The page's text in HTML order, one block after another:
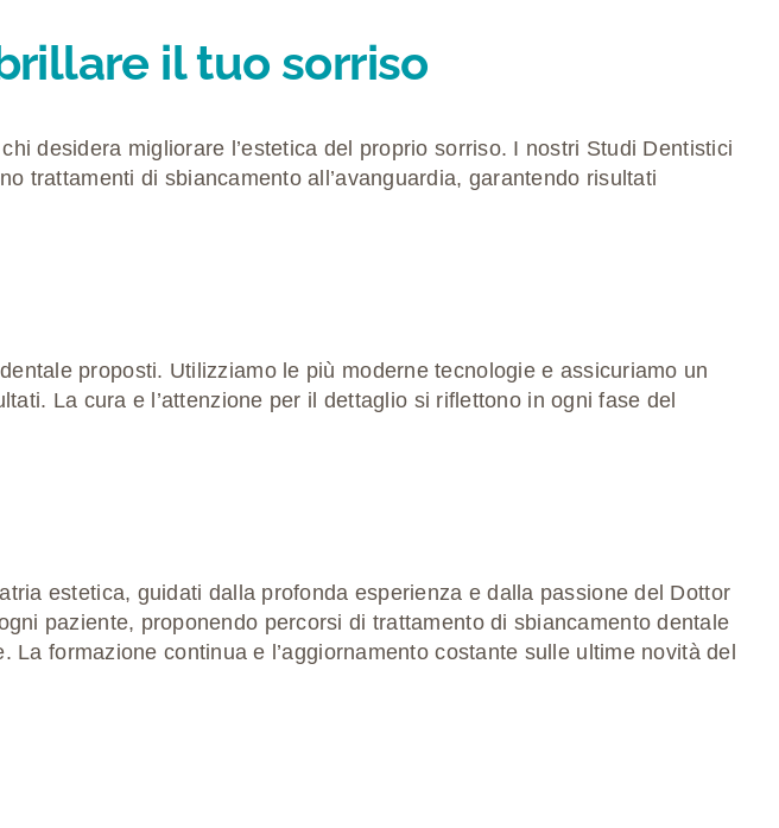
il tuo sorriso
desidera migliorare l’estetica del proprio sorriso. I nostri Studi Dentistici
trattamenti di sbiancamento all’avanguardia, garantendo risultati
proposti. Utilizziamo le più moderne tecnologiee assicuriamo un
La cura e l’attenzione per il dettaglio si riflettono in ogni fase del
estetica, guidati dalla profonda esperienza e dalla passione del Dottor
paziente, proponendo percorsi di trattamento di sbiancamento dentale
formazione continua e l’aggiornamento costante sulle ultime novità del